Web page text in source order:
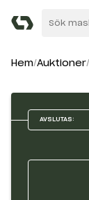
Hem Auktioner
AVSLUTAS: